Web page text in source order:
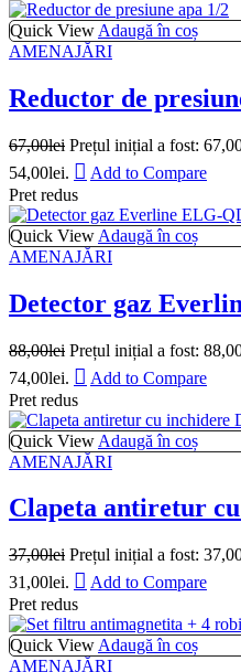
Quick View Adaugă în coș
AMENAJĂRI
Reductor de
67,00lei Prețul inițial a fost:
54,00lei.
Add to Compare
Pret redus
Quick View Adaugă în coș
AMENAJĂRI
Detector gaz
88,00lei Prețul inițial a fost:
74,00lei.
Add to Compare
Pret redus
Quick View Adaugă în coș
AMENAJĂRI
Clapeta antiretur
37,00lei Prețul inițial a fost:
31,00lei.
Add to Compare
Pret redus
Quick View Adaugă în coș
AMENAJĂRI